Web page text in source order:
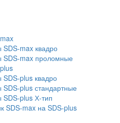
SDS-max квадро
SDS-max проломные
SDS-plus квадро
SDS-plus стандартные
SDS-plus Х-тип
SDS-max на SDS-plus